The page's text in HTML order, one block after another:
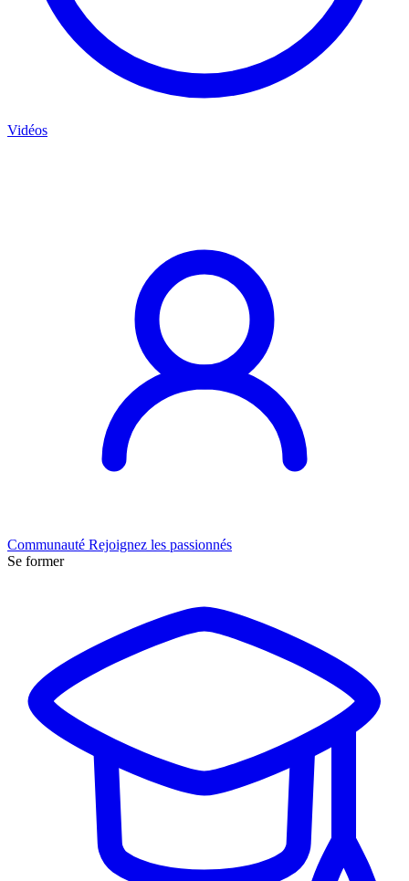
Vidéos
Communauté Rejoignez les passionnés
Se former